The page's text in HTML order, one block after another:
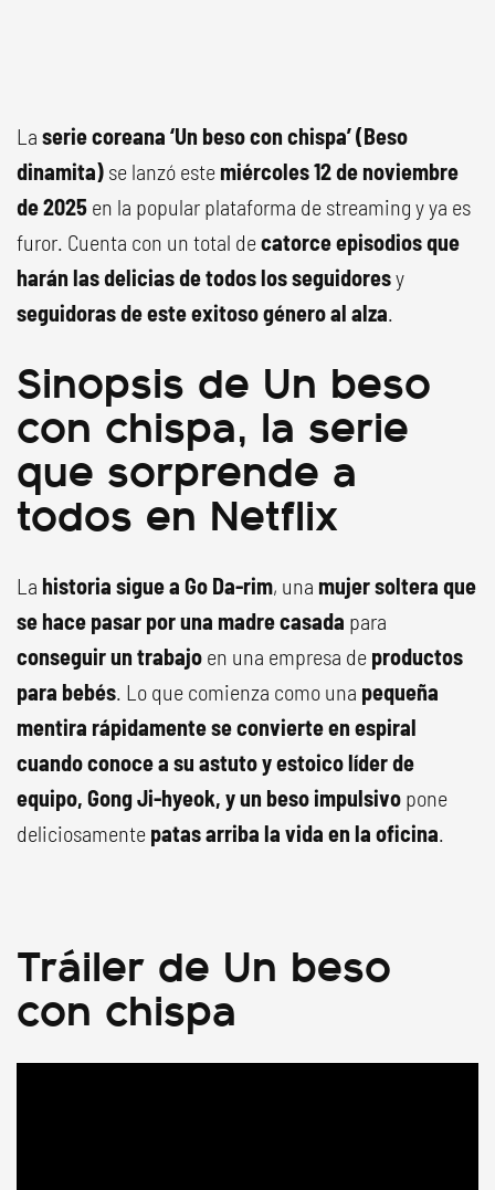
La serie coreana ‘Un beso con chispa’ (Beso
dinamita) se lanzó este miércoles 12 de noviembre
de 2025 en la popular plataforma de streaming y ya es
furor. Cuenta con un total decatorce episodios que
harán las delicias de todos los seguidoresy
seguidoras de este exitoso género al alza.
Sinopsis de Un beso
con chispa, la serie
que sorprende a
todos en Netflix
La historia sigue a Go Da-rim, una mujer soltera que
se hace pasar por una madre casada para
conseguir un trabajo en una empresa de productos
para bebés. Lo que comienza como una pequeña
mentira rápidamente se convierte en espiral
cuando conoce a su astuto y estoico líder de
equipo, Gong Ji-hyeok, y un beso impulsivo pone
deliciosamente patas arriba la vida en la oficina.
Tráiler de Un beso
con chispa